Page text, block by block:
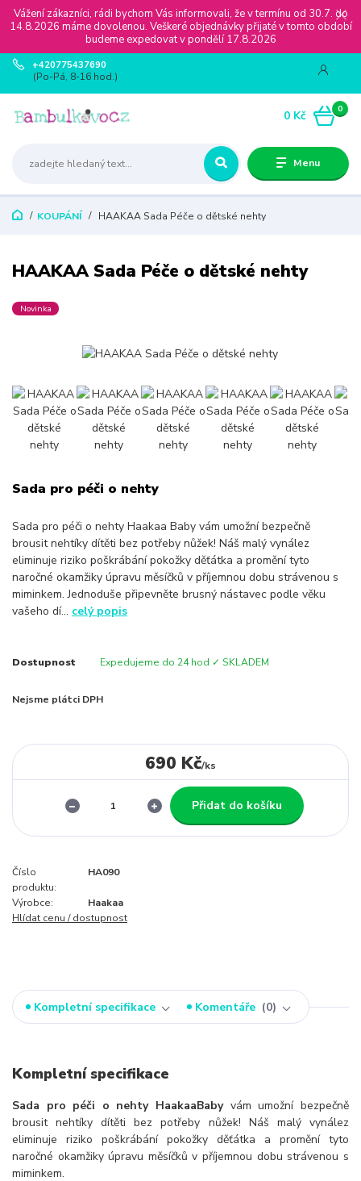
Vážení zákazníci, rádi bychom Vás informovali, že v termínu od 30.7. do
14.8.2026 máme dovolenou. Veškeré objednávky přijaté v tomto období
budeme expedovat v pondělí 17.8.2026
Menu
+420775437690
(Po-Pá, 8-16 hod.)
0
0 Kč
KOUPÁNÍ HAAKAA Sada Péče o dětské nehty
HAAKAA Sada Péče o dětské nehty
Novinka
Sada pro péči o nehty
Sada pro péči o nehty Haakaa Baby vám umožní bezpečně
brousit nehtíky dítěti bez potřeby nůžek! Náš malý vynález
eliminuje riziko poškrábání pokožky děťátka a promění tyto
naročné okamžiky úpravu měsíčků v příjemnou dobu strávenou s
miminkem. Jednoduše připevněte brusný nástavec podle věku
vašeho dí... celý popis
Dostupnost Expedujeme do 24 hod ✓ SKLADEM
Nejsme plátci DPH
690 Kč/ks
Přidat do košíku
Číslo
produktu:
HA090
Výrobce:
Haakaa
Hlídat cenu / dostupnost
Kompletní specifikace Komentáře 0
Kompletní specifikace
Sada pro péči o nehty HaakaaBaby vám umožní bezpečně
brousit nehtíky dítěti bez potřeby nůžek! Náš malý vynález
eliminuje riziko poškrábání pokožky děťátka a promění tyto
naročné okamžiky úpravu měsíčků v příjemnou dobu strávenou s
miminkem.